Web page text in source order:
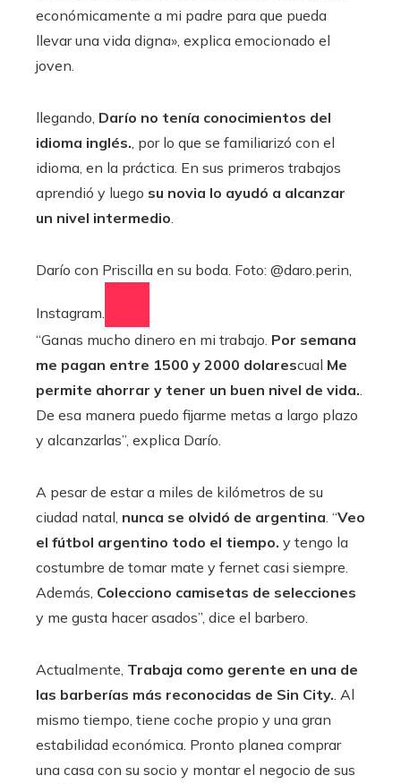
económicamente a mi padre para que pueda
llevar una vida digna», explica emocionado el
joven.
llegando, Darío no tenía conocimientos del
idioma inglés. , por lo que se familiarizó con el
idioma, en la práctica. En sus primeros trabajos
aprendió y luego su novia lo ayudó a alcanzar
un nivel intermedio
Darío con Priscilla en su boda. Foto: @daro.perin,
Instagram.
“Ganas mucho dinero en mi trabajo. Por semana
me pagan entre 1500 y 2000 dolarescual Me
permite ahorrar y tener un buen nivel de vida.
De esa manera puedo fijarme metas a largo plazo
y alcanzarlas”, explica Darío.
A pesar de estar a miles de kilómetros de su
ciudad natal, nunca se olvidó de argentina . “Veo
el fútbol argentino todo el tiempo. y tengo la
costumbre de tomar mate y fernet casi siempre.
Además, Colecciono camisetas de selecciones
y me gusta hacer asados”, dice el barbero.
Actualmente, Trabaja como gerente en una de
las barberías más reconocidas de Sin City. . Al
mismo tiempo, tiene coche propio y una gran
estabilidad económica. Pronto planea comprar
una casa con su socio y montar el negocio de sus